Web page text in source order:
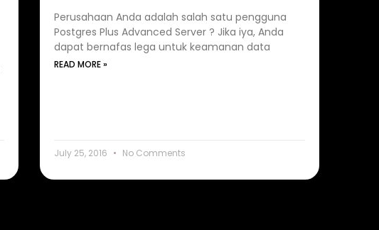
Perusahaan Anda adalah salah satu pengguna
Postgres Plus Advanced Server ? Jika iya, Anda
dapat bernafas lega untuk keamanan data
READ MORE »
July 25, 2016 No Comments